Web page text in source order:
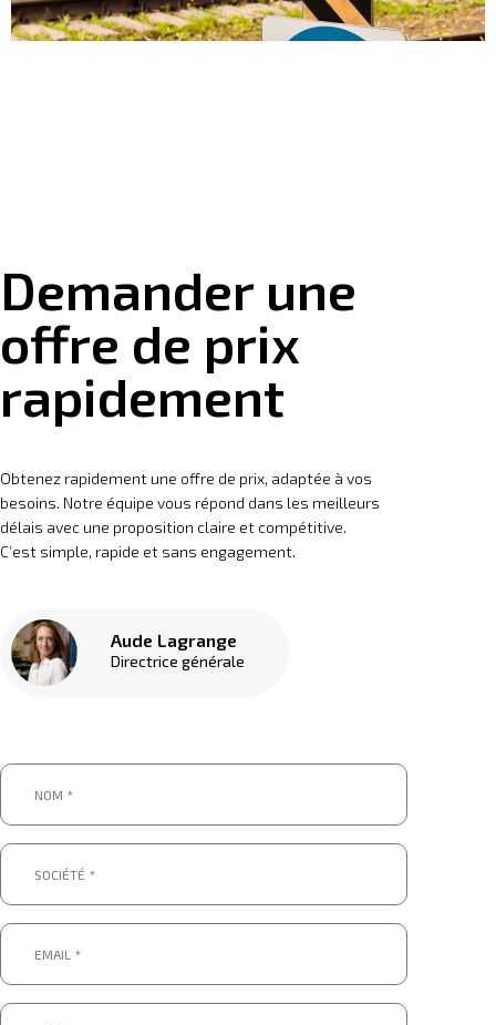
Demander une
offre de prix
rapidement
Obtenez rapidement une offre de prix, adaptée à vos
besoins. Notre équipe vous répond dans les meilleurs
délais avec une proposition claire et compétitive.
C’est simple, rapide et sans engagement.
Aude Lagrange
Directrice générale
Nom
Société
Email
Téléphone